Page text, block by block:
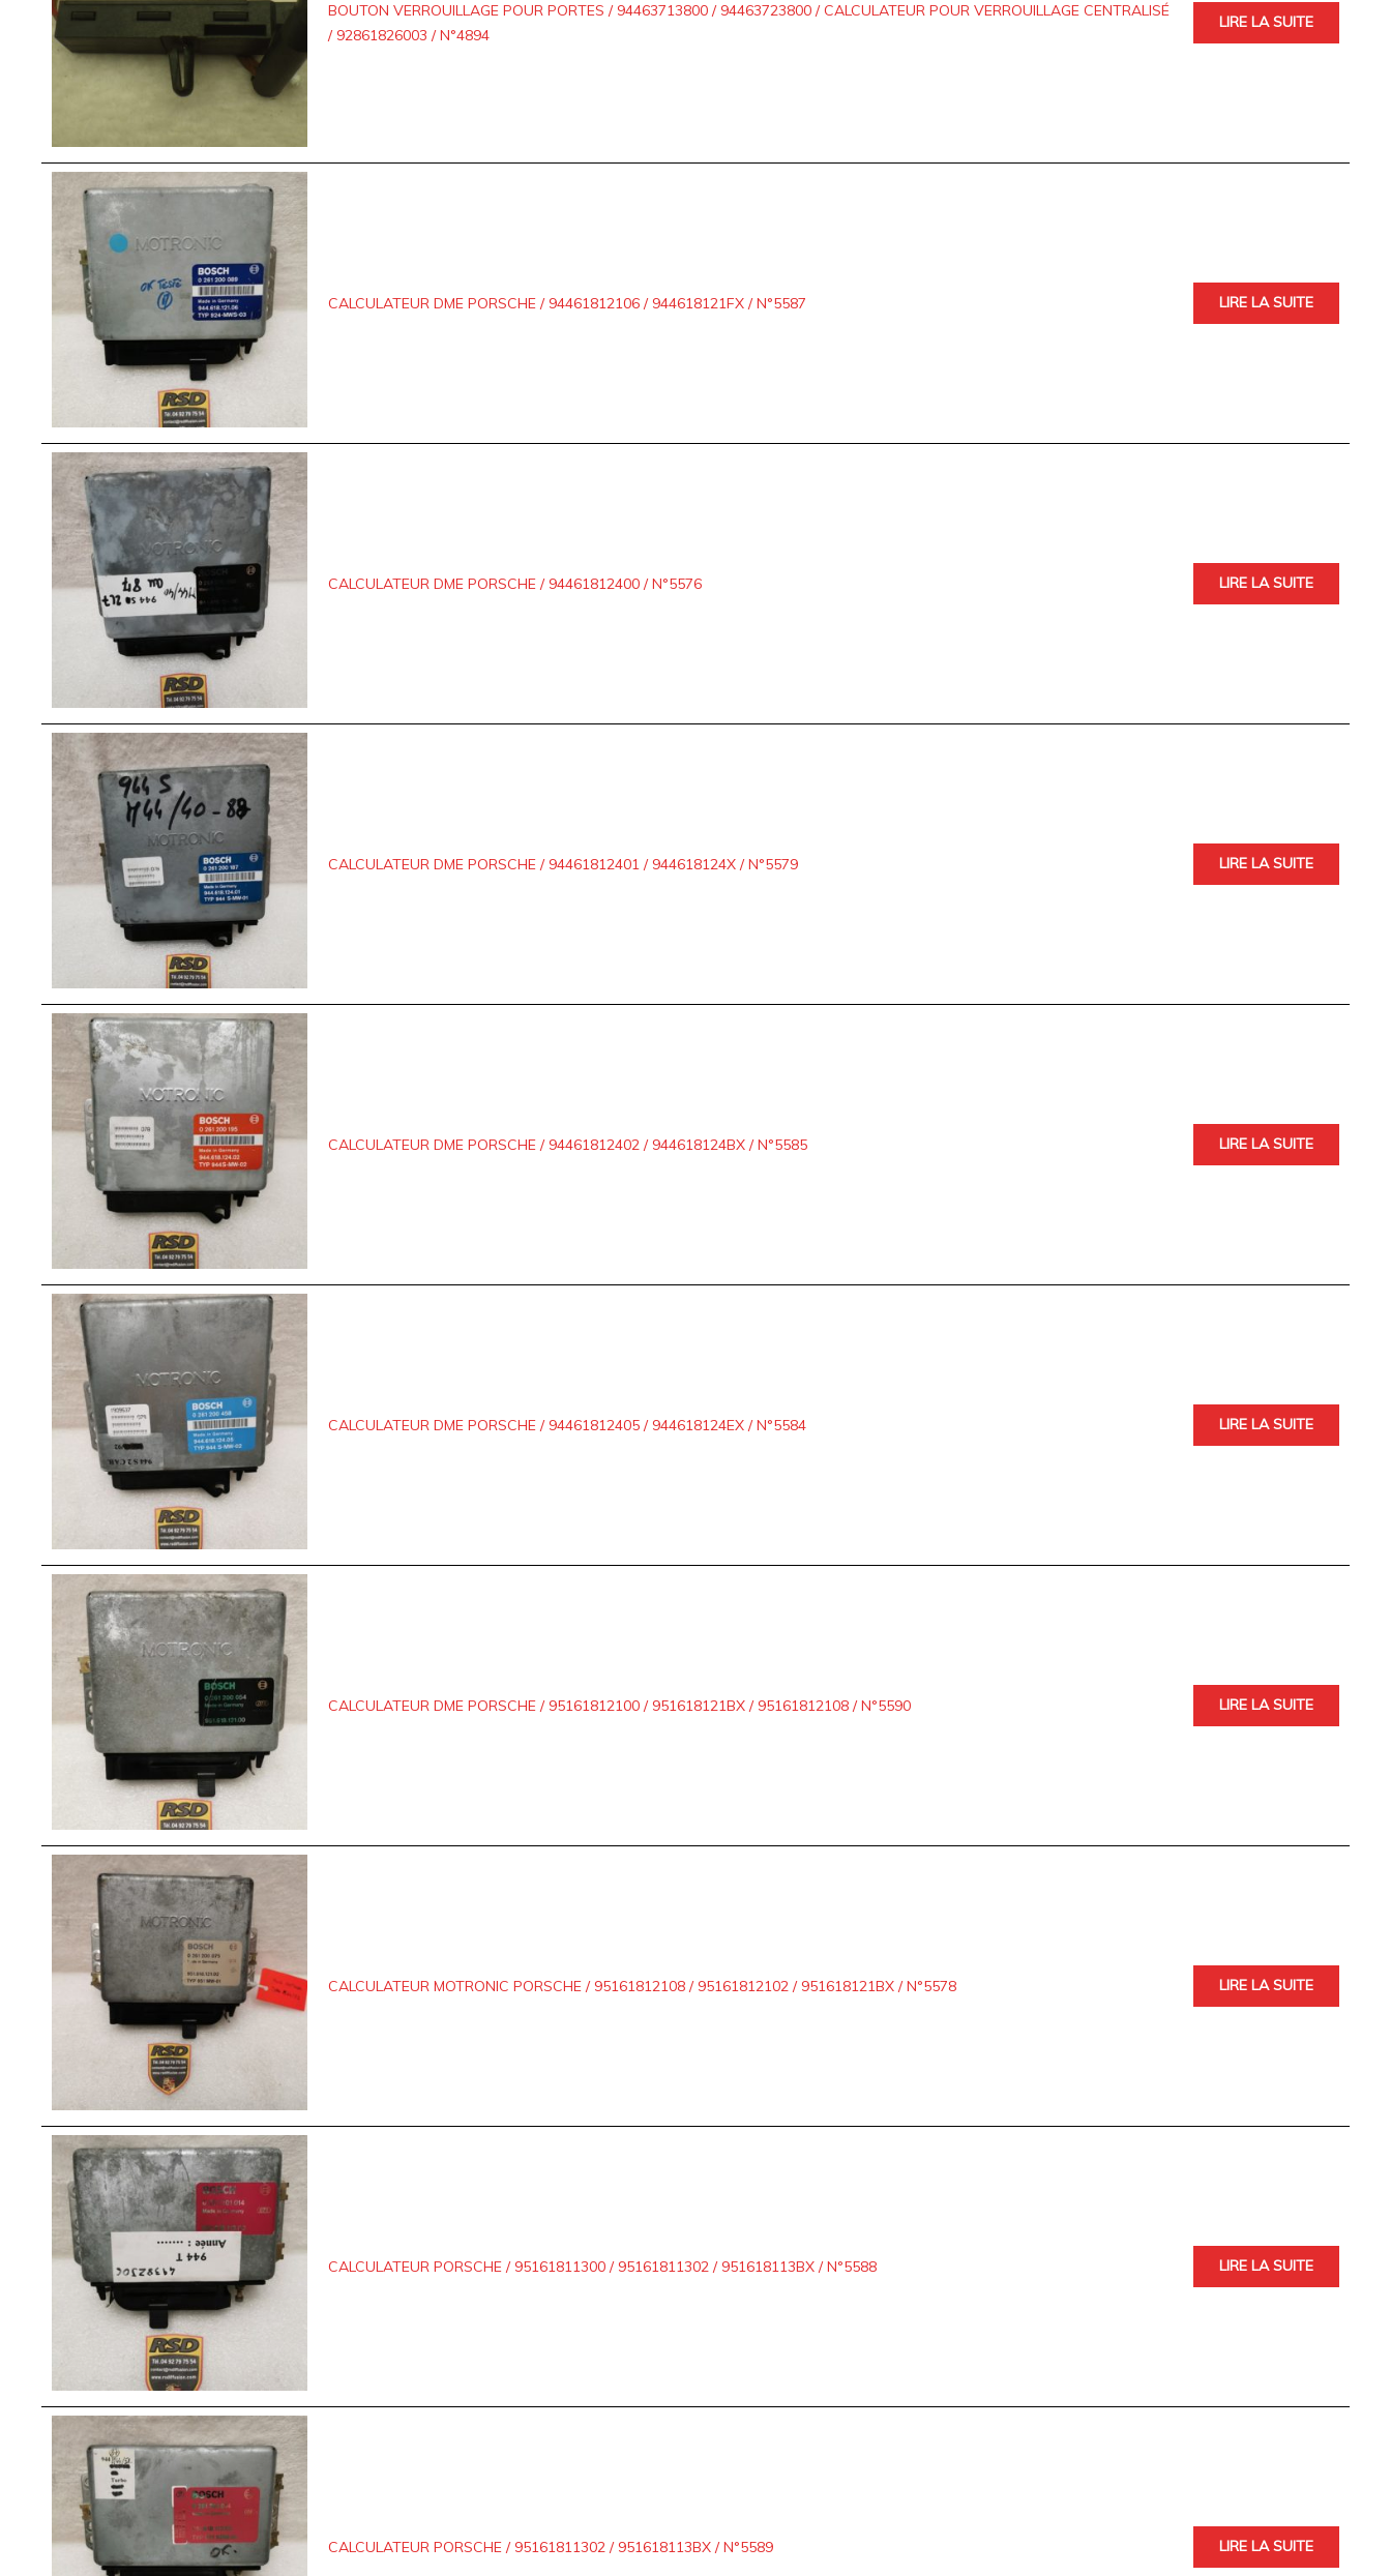
BOUTON VERROUILLAGE POUR PORTES / 94463713800 / 94463723800 / CALCULATEUR POUR VERROUILLAGE CENTRALISÉ
/ 92861826003 / N°4894
LIRE LA SUITE
CALCULATEUR DME PORSCHE / 94461812106 / 944618121FX / N°5587 LIRE LA SUITE
CALCULATEUR DME PORSCHE / 94461812400 / N°5576 LIRE LA SUITE
CALCULATEUR DME PORSCHE / 94461812401 / 944618124X / N°5579 LIRE LA SUITE
CALCULATEUR DME PORSCHE / 94461812402 / 944618124BX / N°5585 LIRE LA SUITE
CALCULATEUR DME PORSCHE / 94461812405 / 944618124EX / N°5584 LIRE LA SUITE
CALCULATEUR DME PORSCHE / 95161812100 / 951618121BX / 95161812108 / N°5590 LIRE LA SUITE
CALCULATEUR MOTRONIC PORSCHE / 95161812108 / 95161812102 / 951618121BX / N°5578 LIRE LA SUITE
CALCULATEUR PORSCHE / 95161811300 / 95161811302 / 951618113BX / N°5588 LIRE LA SUITE
CALCULATEUR PORSCHE / 95161811302 / 951618113BX / N°5589 LIRE LA SUITE